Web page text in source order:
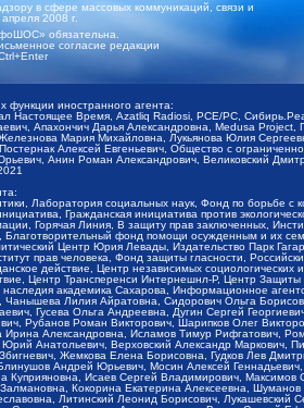
в сфере массовых коммуникаций, связи и
2008 г.
обязательна.
согласие редакции
иностранного агента:
Настоящее Время, Azatliq Radiosi, PCE/PC,
Апахончич Дарья Александровна, Medusa
Мария Михайловна, Лукьянова Юлия
Алексей Евгеньевич, Общество с
Анин Роман Александрович, Великовский
Лаборатория социальных наук, Фонд по
Гражданская инициатива против
Горячая Линия, В защиту прав заключенных,
фонд помощи осужденным и их
Центр Юрия Левады, Издательство Парк
прав человека, Фонд защиты гласности,
действие, Центр независимых
Центр Трансперенси Интернешнл-Р, Центр
академика Сахарова, Информационное
Лилия Айратовна, Сидорович Ольга
Гусева Ольга Андреевна, Дугин Сергей
Рубанов Роман Викторович, Шарипков Олег
Александровна, Исламов Тимур Рифгатович,
Анатольевич, Верховский Александр Маркович,
Жемкова Елена Борисовна, Гудков Лев
Андрей Юрьевич, Мосин Алексей
Исаев Сергей Владимирович,
Кокорина Екатерина Алексеевна,
Литинский Леонид Борисович,